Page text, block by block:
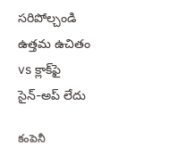
సరిపోల్చండి
ఉత్తమ ఉచితం
vs క్లాక్‌ఫై
సైన్-అప్ లేదు
కంపెనీ